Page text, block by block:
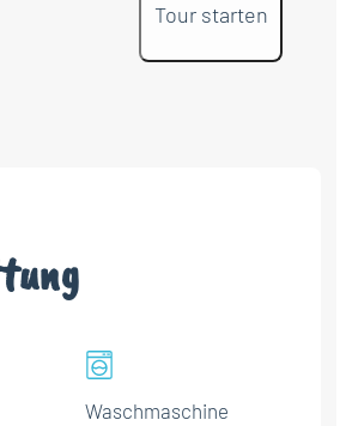
Tour starten
Waschmaschine